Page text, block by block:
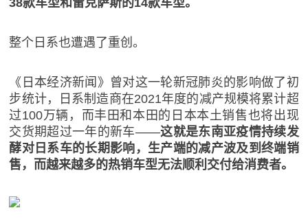
38款车型和雷克萨斯的14款车型。
整个日系也遭遇了重创。
《日本经济新闻》曾对这一轮新冠肺炎的影响做了初
步统计，日系制造商在2021年度的减产规模将累计超
过100万辆，而丰田和本田的日本本土销售也将出现
交货期超过一年的新车——这就是东南亚疫情持续发
酵对日系车的长期影响，生产端的减产波及到终端销
售，而越来越多的热销车型无法顺利交付给消费者。